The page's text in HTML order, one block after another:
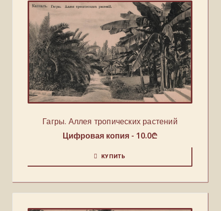
Гагры. Аллея тропических растений
Цифровая копия - 10.0₾
КУПИТЬ